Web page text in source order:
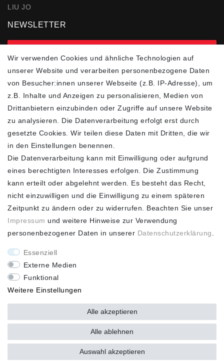
LIU JO
NEWSLETTER
FOLGEN SIE UNS
ZAHLUNGSARTEN
SCHNELLER UND
KOSTENLOSER
FASHION HOUSE
Hotline: +49
(0)15223993771 (Mo. bis
Versandkosten ** Nur innerhalb Deutschlands *** Hotline:
(0)15223993771 (Mo. bis Fr. 10 - 16 Uhr)
Wir verwenden Cookies und ähnliche Technologien auf
unserer Website und verarbeiten personenbezogene Daten
von Besucher:innen unserer Webseite (z.B. IP-Adresse), um
z.B. Inhalte und Anzeigen zu personalisieren, Medien von
Drittanbietern einzubinden oder Zugriffe auf unsere Website
zu analysieren. Die Datenverarbeitung erfolgt erst durch
gesetzte Cookies. Wir teilen diese Daten mit Dritten, die wir
in den Einstellungen benennen.
Die Datenverarbeitung kann mit Einwilligung oder aufgrund
eines berechtigten Interesses erfolgen. Die Zustimmung
kann erteilt oder abgelehnt werden. Es besteht das Recht,
nicht einzuwilligen und die Einwilligung zu einem späteren
Zeitpunkt zu ändern oder zu widerrufen. Beachten Sie unser
Impressum und weitere Hinweise zur Verwendung
personenbezogener Daten in unserer Daten­schutz­erklärung
Essenziell
Externe Medien
Funktional
Weitere Einstellungen
Alle akzeptieren
Alle ablehnen
Auswahl akzeptieren
Plenty Lions